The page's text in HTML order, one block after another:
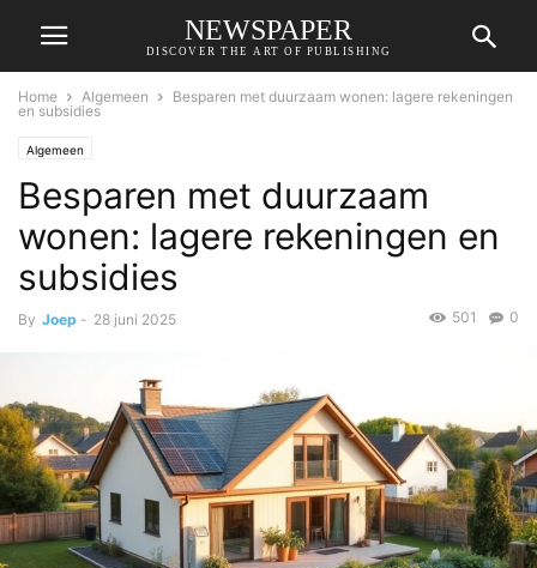
NEWSPAPER
DISCOVER THE ART OF PUBLISHING
Home Algemeen
Besparen met duurzaam wonen: lagere rekeningen
en subsidies
Algemeen
Besparen met duurzaam
wonen: lagere rekeningen en
subsidies
By Joep - 28 juni 2025 0
501